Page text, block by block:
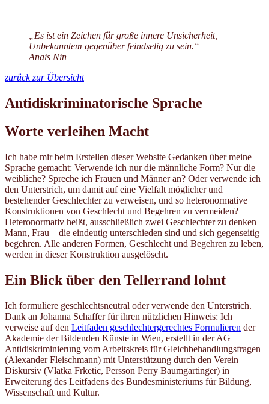
„Es ist ein Zeichen für große innere Unsicherheit,
Unbekanntem gegenüber feindselig zu sein.“
Anais Nin
zurück zur Übersicht
Antidiskriminatorische Sprache
Worte verleihen Macht
Ich habe mir beim Erstellen dieser Website Gedanken über meine
Sprache gemacht: Verwende ich nur die männliche Form? Nur die
weibliche? Spreche ich Frauen und Männer an? Oder verwende ich
den Unterstrich, um damit auf eine Vielfalt möglicher und
bestehender Geschlechter zu verweisen, und so heteronormative
Konstruktionen von Geschlecht und Begehren zu vermeiden?
Heteronormativ heißt, ausschließlich zwei Geschlechter zu denken –
Mann, Frau – die eindeutig unterschieden sind und sich gegenseitig
begehren. Alle anderen Formen, Geschlecht und Begehren zu leben,
werden in dieser Konstruktion ausgelöscht.
Ein Blick über den Tellerrand lohnt
Ich formuliere geschlechtsneutral oder verwende den Unterstrich.
Dank an Johanna Schaffer für ihren nützlichen Hinweis: Ich
verweise auf den Leitfaden geschlechtergerechtes Formulieren der
Akademie der Bildenden Künste in Wien, erstellt in der AG
Antidiskriminierung vom Arbeitskreis für Gleichbehandlungsfragen
(Alexander Fleischmann) mit Unterstützung durch den Verein
Diskursiv (Vlatka Frketic, Persson Perry Baumgartinger) in
Erweiterung des Leitfadens des Bundesministeriums für Bildung,
Wissenschaft und Kultur.